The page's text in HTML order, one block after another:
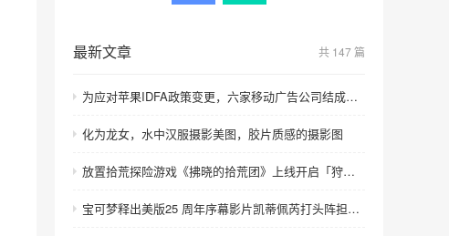
最新文章 共 147 篇
为应对苹果IDFA政策变更，六家移动广告公司结成联盟
化为龙女，水中汉服摄影美图，胶片质感的摄影图
放置拾荒探险游戏《拂晓的拾荒团》上线开启「狩猎祭」活动及全新卡池
宝可梦释出美版25 周年序幕影片凯蒂佩芮打头阵担任年度音乐活动大使